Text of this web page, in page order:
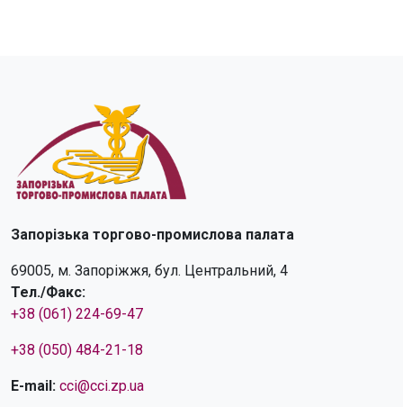
Запорізька торгово-промислова палата
69005, м. Запоріжжя, бул. Центральний, 4
Тел./Факс:
+38 (061) 224-69-47
+38 (050) 484-21-18
E-mail: cci@cci.zp.ua